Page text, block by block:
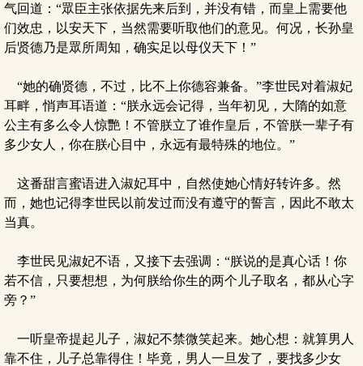
气回道：“眾臣主张依据先来后到，并没有错，而皇上需要他
们效忠，以安天下，当然需要听取他们的意见。何况，长孙皇
后贤德乃是眾所周知，确实足以母仪天下！”
“她的确贤德，不过，比不上你德容兼备。”李世民对着淑妃
耳畔，悄声耳语道：“朕永远会记得，当年初见，大隋的如意
公主有多么令人惊艷！不管朕立了谁作皇后，不管朕一辈子有
多少女人，你在朕心目中，永远有最特殊的地位。”
这番甜言蜜语进入淑妃耳中，自然使她心情好转许多。然
而，她也记得李世民以前发过而没有遵守的誓言，因此不敢太
当真。
李世民见淑妃不语，又接下去强调：“朕说的是真心话！你
若不信，只要想想，为何朕给你生的两个儿子取名，都从心字
旁？”
一听皇帝提起儿子，淑妃不禁微笑起来。她心想：就算男人
靠不住，儿子总靠得住！毕竟，男人一旦发了，要找多少女